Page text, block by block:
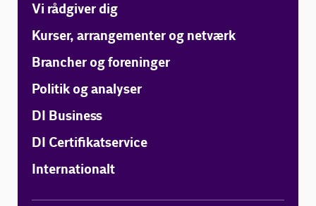
Vi rådgiver dig
Kurser, arrangementer og netværk
Brancher og foreninger
Politik og analyser
DI Business
DI Certifikatservice
Internationalt